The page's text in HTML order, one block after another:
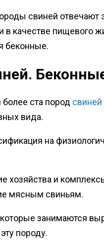
свиней отвечают
в качестве пищевого
беконные.
ста пород свиней
вида.
на
хозяйства и
мясным свиньям.
которые занимаются
породу.